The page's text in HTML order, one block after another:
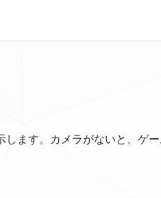
ます。カメラがないと、ゲ